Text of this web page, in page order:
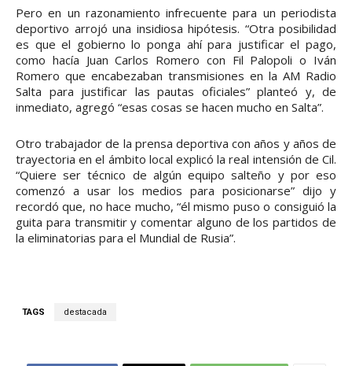
Pero en un razonamiento infrecuente para un periodista
deportivo arrojó una insidiosa hipótesis. “Otra posibilidad
es que el gobierno lo ponga ahí para justificar el pago,
como hacía Juan Carlos Romero con Fil Palopoli o Iván
Romero que encabezaban transmisiones en la AM Radio
Salta para justificar las pautas oficiales” planteó y, de
inmediato, agregó “esas cosas se hacen mucho en Salta”.
Otro trabajador de la prensa deportiva con años y años de
trayectoria en el ámbito local explicó la real intensión de Cil.
“Quiere ser técnico de algún equipo salteño y por eso
comenzó a usar los medios para posicionarse” dijo y
recordó que, no hace mucho, “él mismo puso o consiguió la
guita para transmitir y comentar alguno de los partidos de
la eliminatorias para el Mundial de Rusia”.
TAGS destacada